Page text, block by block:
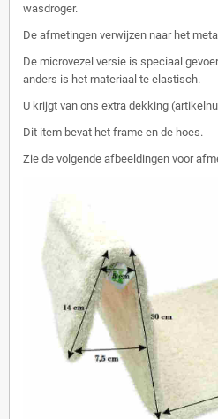
wasdroger.
De afmetingen verwijzen naar het
De microvezel versie is speciaal
anders is het materiaal te elastisch.
U krijgt van ons extra dekking
Dit item bevat het frame en de hoes.
Zie de volgende afbeeldingen voor